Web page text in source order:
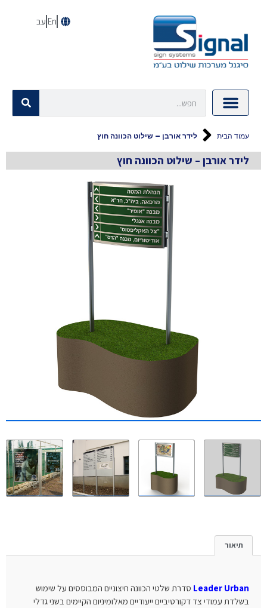
En עב
עמוד הבית לידר אורבן – שילוט הכוונה חוץ
לידר אורבן – שילוט הכוונה חוץ
תיאור
Leader Urban סדרת שלטי הכוונה חיצוניים המבוססים על שימוש
בשלדת עמודי צד דקורטיביים ייעודיים מאלומיניום הקיימים בשני גדלי